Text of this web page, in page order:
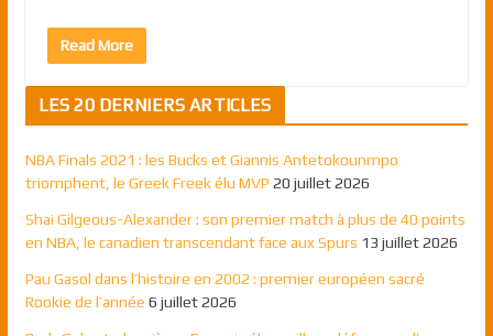
Read More
LES 20 DERNIERS ARTICLES
NBA Finals 2021 : les Bucks et Giannis Antetokounmpo
triomphent, le Greek Freek élu MVP 20 juillet 2026
Shai Gilgeous-Alexander : son premier match à plus de 40 points
en NBA, le canadien transcendant face aux Spurs 13 juillet 2026
Pau Gasol dans l’histoire en 2002 : premier européen sacré
Rookie de l’année 6 juillet 2026